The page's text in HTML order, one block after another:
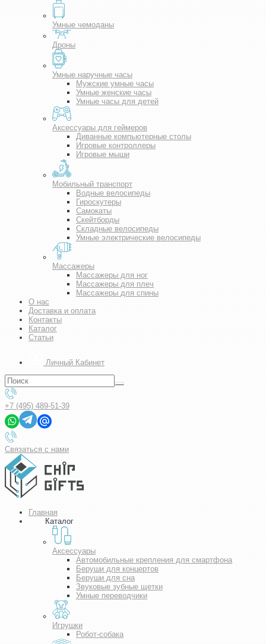
Умные чемоданы
Дроны
Умные наручные часы
Мужские умные часы
Умные женские часы
Умные часы для детей
Аксессуары для геймеров
Диванные компьютерные столы
Игровые контроллеры
Игровые мыши
Мобильный транспорт
Водные велосипеды
Гироскутеры
Самокаты
Скейтборды
Складные велосипеды
Умные электрические велосипеды
Массажеры
Массажеры для ног
Массажеры для плеч
Массажеры для спины
О нас
Доставка и оплата
Контакты
Каталог
Статьи
Личный Кабинет
+7 (495) 489-51-39
Связаться с нами
Главная
Каталог
Аксессуары
Автомобильные крепления для смартфона
Беруши для концертов
Беруши для сна
Звуковые зубные щетки
Умные переводчики
Игрушки
Робот-собака